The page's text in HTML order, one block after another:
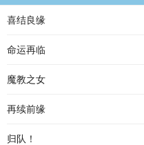
喜结良缘
命运再临
魔教之女
再续前缘
归队！